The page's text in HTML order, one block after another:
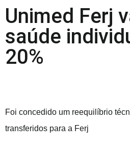
Unimed Ferj
saúde
20%
Foi concedido um reequilíbrio
transferidos para a Ferj